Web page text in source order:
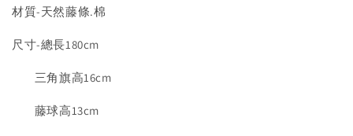
材質-天然藤條.棉
尺寸-總長180cm
三角旗高16cm
藤球高13cm